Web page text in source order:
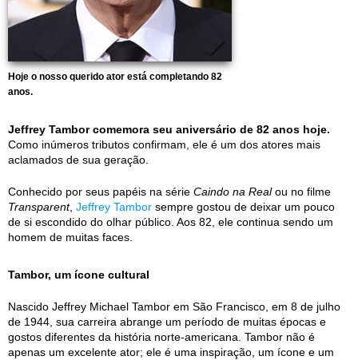
Hoje o nosso querido ator está completando 82
anos.
Jeffrey Tambor comemora seu aniversário de 82 anos hoje.
Como inúmeros tributos confirmam, ele é um dos atores mais
aclamados de sua geração.
Conhecido por seus papéis na série Caindo na Realou no filme
Transparent, Jeffrey Tambor sempre gostou de deixar um pouco
de si escondido do olhar público. Aos 82, ele continua sendo um
homem de muitas faces.
Tambor, um ícone cultural
Nascido Jeffrey Michael Tambor em São Francisco, em 8 de julho
de 1944, sua carreira abrange um período de muitas épocas e
gostos diferentes da história norte-americana. Tambor não é
apenas um excelente ator; ele é uma inspiração, um ícone e um